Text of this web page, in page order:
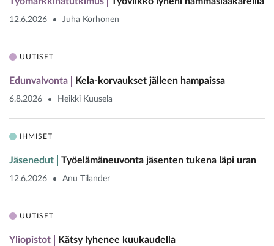
12.6.2026 Juha Korhonen
UUTISET
Edunvalvonta Kela-korvaukset jälleen hampaissa
6.8.2026 Heikki Kuusela
IHMISET
Jäsenedut Työelämäneuvonta jäsenten tukena läpi uran
12.6.2026 Anu Tilander
UUTISET
Yliopistot Kätsy lyhenee kuukaudella